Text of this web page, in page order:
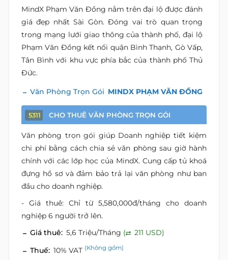
MindX Phạm Văn Đồng nằm trên đại lộ được đánh
giá đẹp nhất Sài Gòn. Đóng vai trò quan trọng
trong mạng lưới giao thông của thành phố, đại lộ
Phạm Văn Đồng kết nối quận Bình Thạnh, Gò Vấp,
Tân Bình với khu vực phía bắc của thành phố Thủ
Đức.
Văn Phòng Trọn Gói MINDX PHẠM VĂN ĐỒNG
5311 CHO THUÊ VĂN PHÒNG TRỌN GÓI
Văn phòng trọn gói giúp Doanh nghiệp tiết kiệm
chi phí bằng cách chia sẻ văn phòng sau giờ hành
chính với các lớp học của MindX. Cung cấp tủ khoá
đựng hồ sơ và đảm bảo trả lại văn phòng như ban
đầu cho doanh nghiệp.
- Giá thuê: Chỉ từ 5,580,000đ/tháng cho doanh
nghiệp 6 người trở lên.
Giá thuê: 5,6 Triệu/Tháng (
211 USD)
Thuế: 10% VAT (Không gồm)